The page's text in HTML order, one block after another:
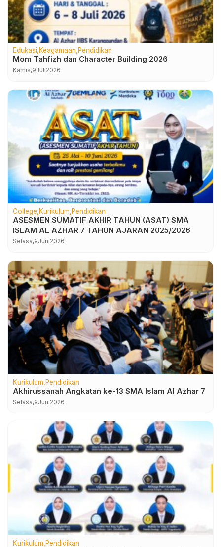
Edukasi Keagamaan Pendidikan
Mom Tahfizh dan Character Building 2026
Kamis,9Juli2026
College Kurikulum Pendidikan
ASESMEN SUMATIF AKHIR TAHUN (ASAT) SMA
ISLAM AL AZHAR 7 TAHUN AJARAN 2025/2026
Selasa,9Juni2026
Kurikulum Pendidikan
Akhirussanah Angkatan ke-13 SMA Islam Al Azhar 7
Selasa,9Juni2026
Kurikulum Pendidikan